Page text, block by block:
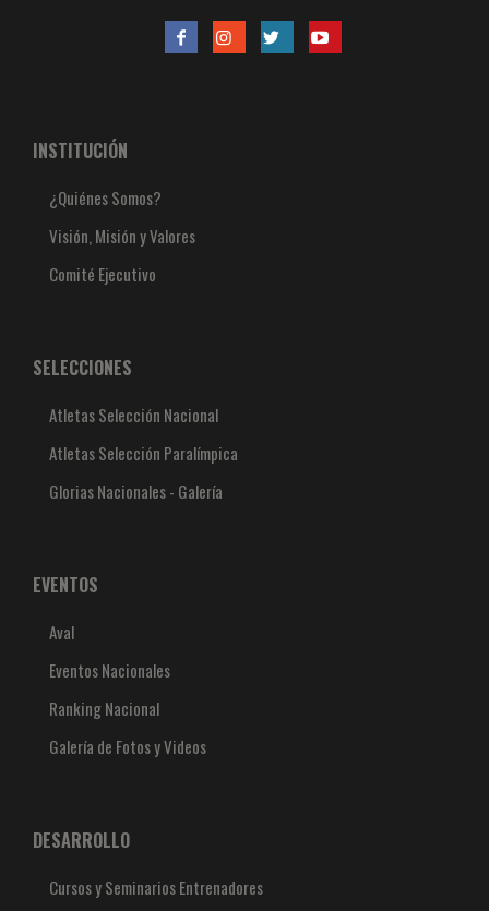
INSTITUCIÓN
¿Quiénes Somos?
Visión, Misión y Valores
Comité Ejecutivo
SELECCIONES
Atletas Selección Nacional
Atletas Selección Paralímpica
Glorias Nacionales - Galería
EVENTOS
Aval
Eventos Nacionales
Ranking Nacional
Galería de Fotos y Videos
DESARROLLO
Cursos y Seminarios Entrenadores